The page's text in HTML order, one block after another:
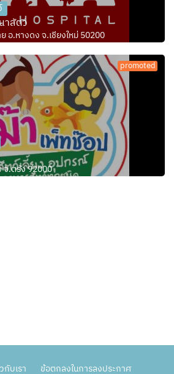
าสัตว์
อ.หางดง จ.เชียงใหม่ 50200
promoted
จ.ตรัง 92000
กับเรา ข้อตกลงในการลงประกาศ